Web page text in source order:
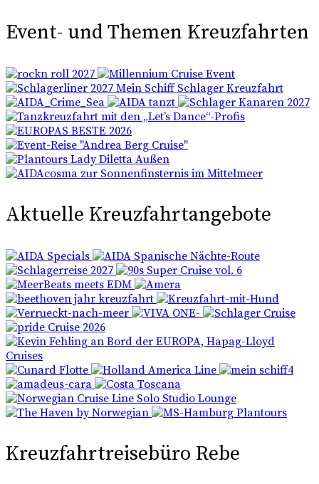
Event- und Themen Kreuzfahrten
Aktuelle Kreuzfahrtangebote
Kreuzfahrtreisebüro Rebe